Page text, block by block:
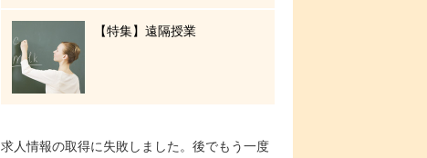
【特集】遠隔授業
求人情報の取得に失敗しました。後でもう一度